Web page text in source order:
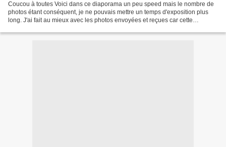
Coucou à toutes Voici dans ce diaporama un peu speed mais le nombre de
photos étant conséquent, je ne pouvais mettre un temps d'exposition plus
long. J'ai fait au mieux avec les photos envoyées et reçues car cette